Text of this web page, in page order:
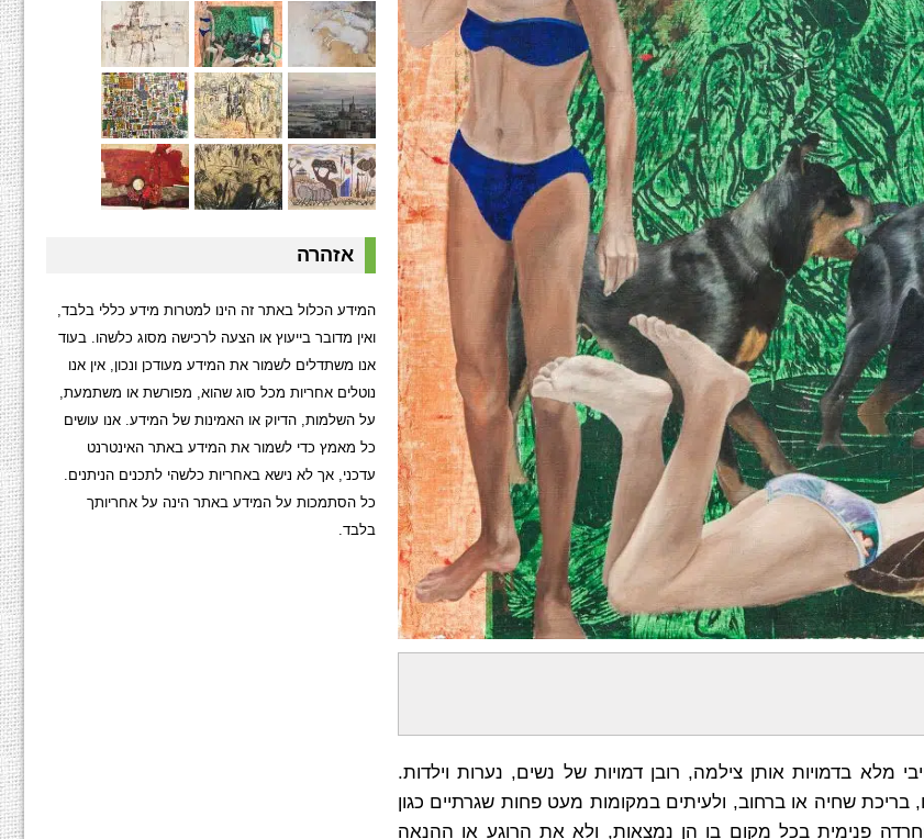
מלא בדמויות אותן צילמה, רובן דמויות של נשים, נערות וילדות.
בריכת שחיה או ברחוב, ולעיתים במקומות מעט פחות שגרתיים כגון
וחרדה פנימית בכל מקום בו הן נמצאות, ולא את הרוגע או ההנאה
אזהרה
המידע הכלול באתר זה הינו למטרות מידע כללי בלבד,
ואין מדובר בייעוץ או הצעה לרכישה מסוג כלשהו. בעוד
אנו משתדלים לשמור את המידע מעודכן ונכון, אין אנו
נוטלים אחריות מכל סוג שהוא, מפורשת או משתמעת,
על השלמות, הדיוק או האמינות של המידע. אנו עושים
כל מאמץ כדי לשמור את המידע באתר האינטרנט
עדכני, אך לא נישא באחריות כלשהי לתכנים הניתנים.
כל הסתמכות על המידע באתר הינה על אחריותך
בלבד.